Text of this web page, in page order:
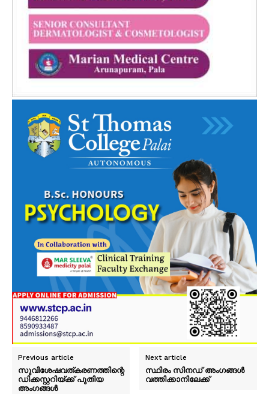
Previous article
സുവിശേഷവത്കരണത്തിന്റെ
ഡിക്കസ്റ്ററിയ്ക്ക് പുതിയ
അംഗങ്ങൾ
Next article
സ്ഥിരം സിനഡ് അംഗങ്ങൾ
വത്തിക്കാനിലേക്ക്